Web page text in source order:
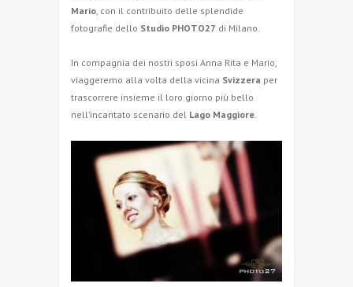
Mario, con il contribuito delle splendide
fotografie dello Studio PHOTO27 di Milano.
In compagnia dei nostri sposi Anna Rita e Mario,
viaggeremo alla volta della vicina Svizzera per
trascorrere insieme il loro giorno più bello
nell’incantato scenario del Lago Maggiore.